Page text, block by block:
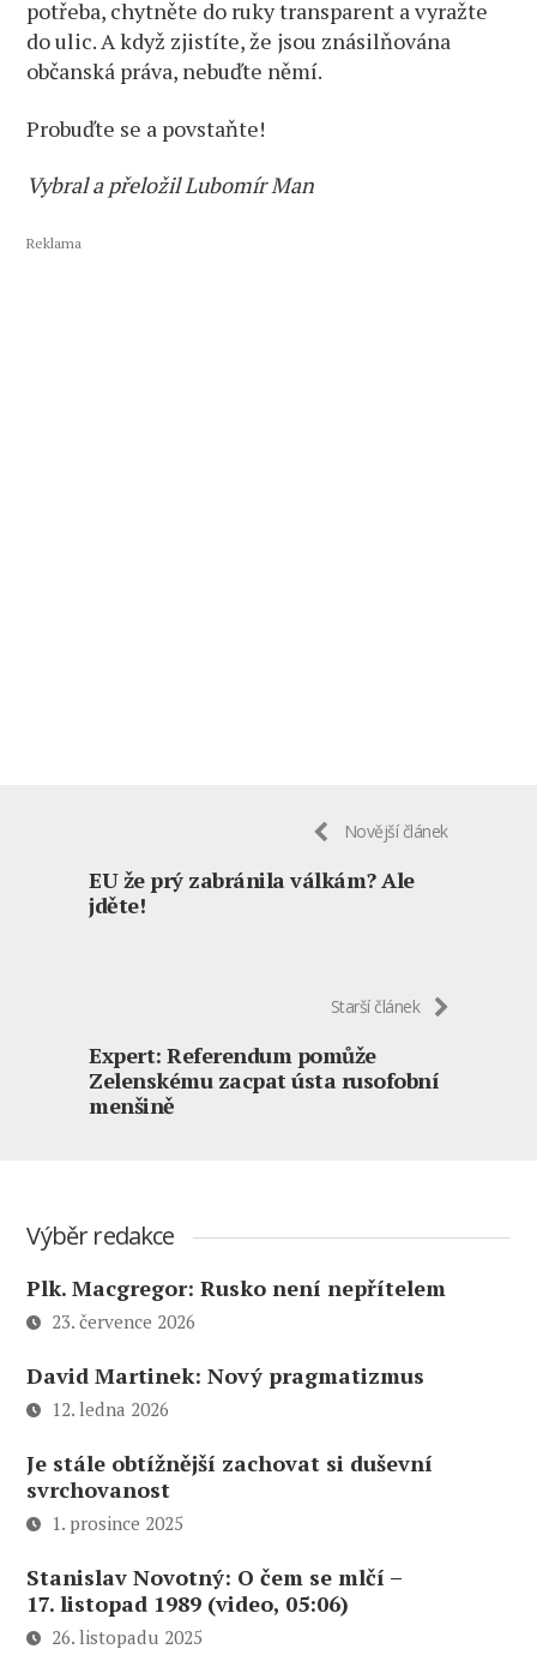
potřeba, chytněte do ruky transparent a vyražte
do ulic. A když zjistíte, že jsou znásilňována
občanská práva, nebuďte němí.
Probuďte se a povstaňte!
Vybral a přeložil Lubomír Man
Reklama
Novější článek
EU že prý zabránila válkám? Ale
jděte!
Starší článek
Expert: Referendum pomůže
Zelenskému zacpat ústa rusofobní
menšině
Výběr redakce
Plk. Macgregor: Rusko není nepřítelem
23. července 2026
David Martinek: Nový pragmatizmus
12. ledna 2026
Je stále obtížnější zachovat si duševní
svrchovanost
1. prosince 2025
Stanislav Novotný: O čem se mlčí –
17. listopad 1989 (video, 05:06)
26. listopadu 2025